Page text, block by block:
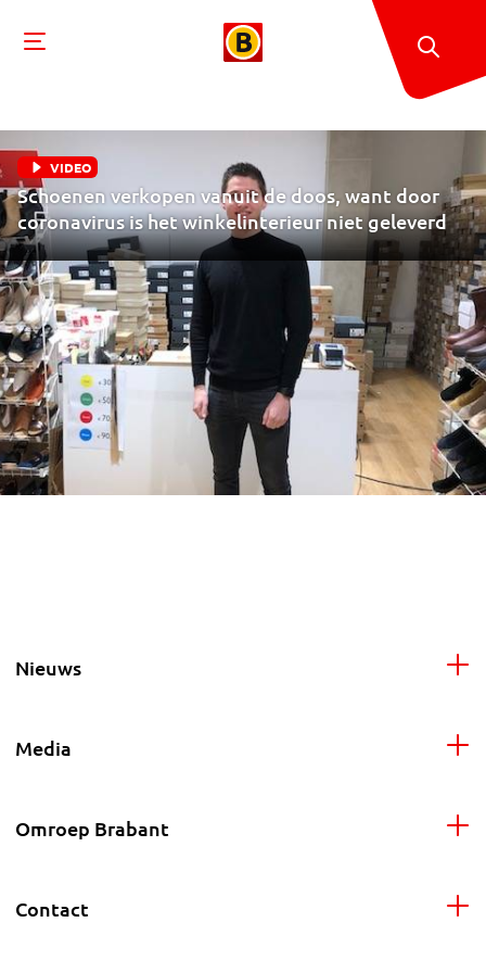
VIDEO
Schoenen verkopen vanuit de doos, want door
coronavirus is het winkelinterieur niet geleverd
Nieuws
Media
Omroep Brabant
Contact